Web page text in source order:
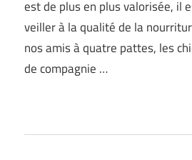
est de plus en plus valorisée, il
veiller à la qualité de la
nos amis à quatre pattes, les
de compagnie …